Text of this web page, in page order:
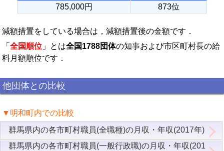
785,000円 873位
減額措置をしている場合は，減額措置後の金額です．
「 全国順位 」とは全国1788団体の知事および市区町村長の給
料月額順位です．
他団体との比較
▼明和町内での比較
群馬県内の各市町村職員(全職種)の月収・年収(2017年)
群馬県内の各市町村職員(一般行政職)の月収・年収(201